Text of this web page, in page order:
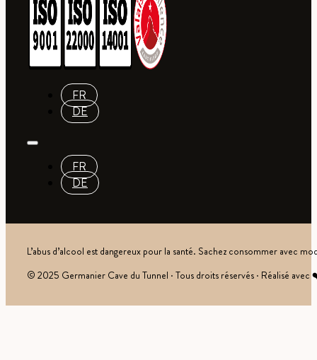
FR
DE
FR
DE
L’abus d’alcool est dangereux pour la santé. Sachez consommer avec
© 2025 Germanier Cave du Tunnel · Tous droits réservés · Réalisé